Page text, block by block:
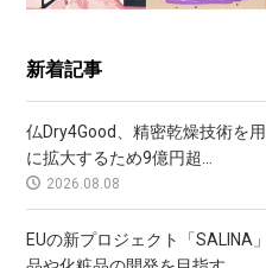
新着記事
仏Dry4Good、精密乾燥技術を
に拡大するため9億円超...
2026.08.08
EUの新プロジェクト「SALINA